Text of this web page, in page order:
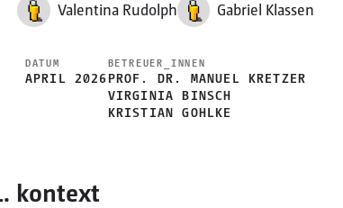
Valentina Rudolph Gabriel Klassen
DATUM
APRIL 2026
BETREUER_INNEN
PROF. DR. MANUEL KRETZER
VIRGINIA BINSCH
KRISTIAN GOHLKE
kontext